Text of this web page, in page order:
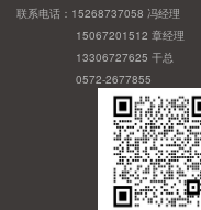
联系电话：15268737058 冯经理
15067201512 章经理
13306727625 干总
0572-2677855